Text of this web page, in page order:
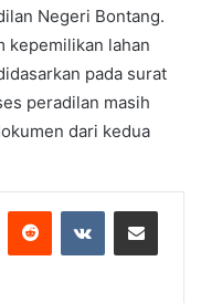
Negeri Bontang.
kepemilikan lahan
pada surat
peradilan masih
dari kedua
Reddit VKontakteShare via Email